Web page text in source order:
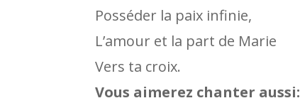
Posséder la paix infinie,
L’amour et la part de Marie
Vers ta croix.
Vous aimerez chanter aussi: